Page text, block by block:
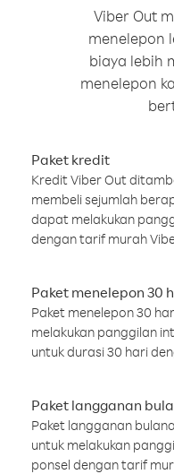
Viber Out
menelepon
biaya lebih
menelepon
Paket kredit
Kredit Viber Out
membeli sejumlah
dapat melakukan
dengan tarif murah
Paket menelepon 30
Paket menelepon 30
melakukan panggilan
untuk durasi 30 hari
Paket langganan
Paket langganan
untuk melakukan
ponsel dengan tarif